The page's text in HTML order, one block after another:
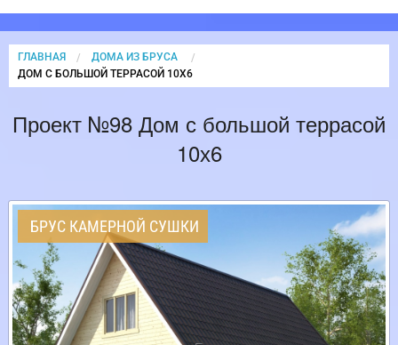
ГЛАВНАЯ
ДОМА ИЗ БРУСА
CURRENT:
ДОМ С БОЛЬШОЙ ТЕРРАСОЙ 10Х6
Проект №98 Дом с большой террасой
10х6
БРУС КАМЕРНОЙ СУШКИ